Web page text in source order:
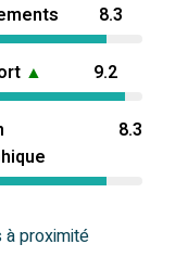
8.3
▲ 9.2
8.3
proximité